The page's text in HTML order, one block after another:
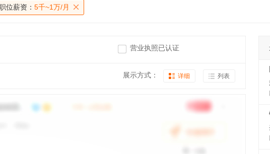
位薪资： 5千~1万/月
营业执照已认证
展示方式： 详细 列表